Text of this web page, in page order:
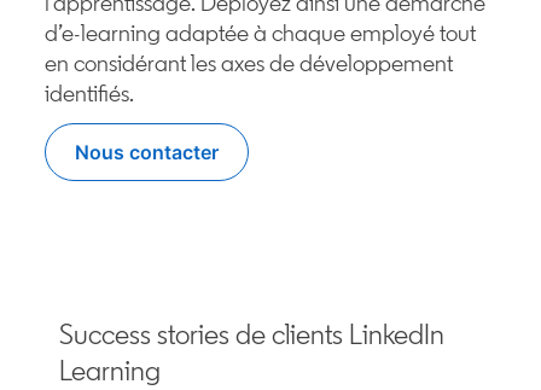
d’e-learning adaptée à chaque employé tout
en considérant les axes de développement
identifiés.
Nous contacter
Success stories de clients LinkedIn
Learning